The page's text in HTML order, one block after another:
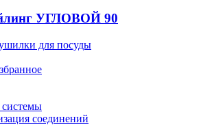
УГЛОВОЙ 90
для посуды
соединений